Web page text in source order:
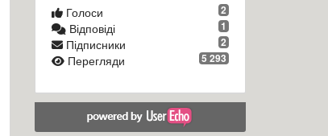
2
Голоси
1
Відповіді
2
Підписники
5 293
Перегляди